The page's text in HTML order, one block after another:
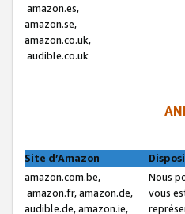
amazon.es,
amazon.se,
amazon.co.uk,
audible.co.uk
Site d’Amazon
amazon.com.be,
amazon.fr, amazon.de,
audible.de, amazon.ie,
Nous
vous